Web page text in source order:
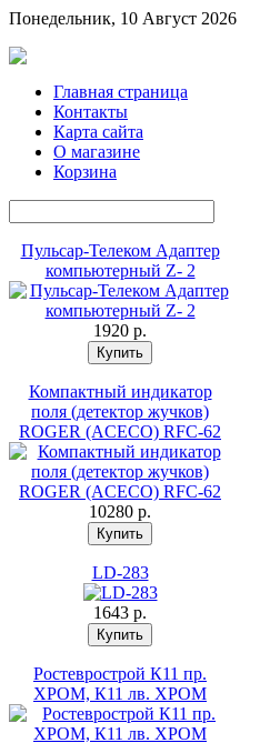
Понедельник, 10 Август 2026
Главная страница
Контакты
Карта сайта
О магазине
Корзина
Пульсар-Телеком Адаптер
компьютерный Z- 2
1920 p.
Компактный индикатор
поля (детектор жучков)
ROGER (ACECO) RFC-62
10280 p.
LD-283
1643 p.
Ростеврострой К11 пр.
ХРОМ, К11 лв. ХРОМ